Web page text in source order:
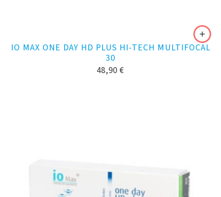
IO MAX ONE DAY HD PLUS HI-TECH MULTIFOCAL
30
48,90 €